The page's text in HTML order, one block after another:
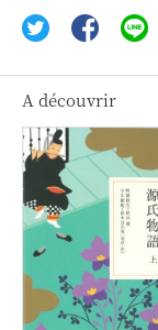
A découvrir